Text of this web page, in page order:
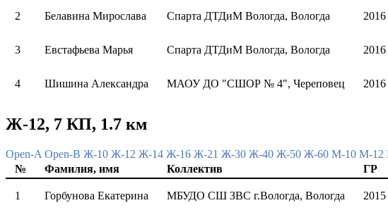
2 Белавина Мирослава Спарта ДТДиМ Вологда, Вологда 2016
3 Евстафьева Марья Спарта ДТДиМ Вологда, Вологда 2016
4 Шишина Александра МАОУ ДО "СШОР № 4", Череповец 2016
Ж-12, 7 КП, 1.7 км
Open-A Open-B Ж-10 Ж-12 Ж-14 Ж-16 Ж-21 Ж-30 Ж-40 Ж-50 Ж-60 М-10 М-12
№
Фамилия, имя Коллектив ГР
1 Горбунова Екатерина МБУДО СШ ЗВС г.Вологда, Вологда 2015